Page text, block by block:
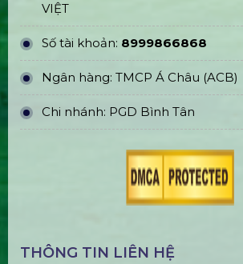
VIỆT
Số tài khoản: 8999866868
Ngân hàng: TMCP Á Châu (ACB)
Chi nhánh: PGD Bình Tân
THÔNG TIN LIÊN HỆ